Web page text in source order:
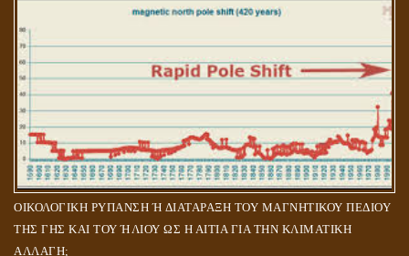
ΟΙΚΟΛΟΓΙΚΗ ΡΥΠΑΝΣΗ Ή ΔΙΑΤΑΡΑΞΗ ΤΟΥ ΜΑΓΝΗΤΙΚΟΥ ΠΕΔΙΟΥ
ΤΗΣ ΓΗΣ ΚΑΙ ΤΟΥ ΉΛΙΟΥ ΩΣ Η ΑΙΤΙΑ ΓΙΑ ΤΗΝ ΚΛΙΜΑΤΙΚΗ
ΑΛΛΑΓΗ;